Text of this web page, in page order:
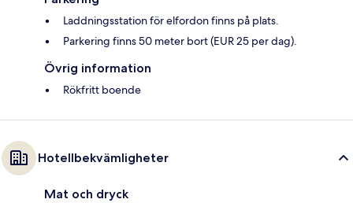
Laddningsstation för elfordon finns på plats.
Parkering finns 50 meter bort (EUR 25 per dag).
Övrig information
Rökfritt boende
Hotellbekvämligheter
Mat och dryck